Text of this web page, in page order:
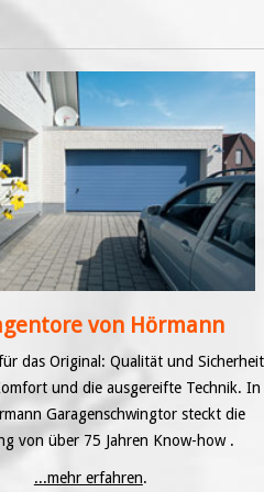
von Hörmann
das Original: Qualität und
und die ausgereifte Technik. In
Garagenschwingtor steckt die
von über 75 Jahren Know-how .
...mehr erfahren.